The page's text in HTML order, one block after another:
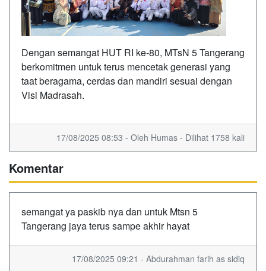
Dengan semangat HUT RI ke-80, MTsN 5 Tangerang
berkomitmen untuk terus mencetak generasi yang
taat beragama, cerdas dan mandiri sesuai dengan
Visi Madrasah.
17/08/2025 08:53 - Oleh Humas - Dilihat 1758 kali
Komentar
semangat ya paskib nya dan untuk Mtsn 5
Tangerang jaya terus sampe akhir hayat
17/08/2025 09:21 - Abdurahman farih as sidiq